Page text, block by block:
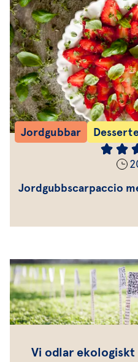
Jordgubbar
Jordgubbscarpaccio
Vi odlar ekologiskt